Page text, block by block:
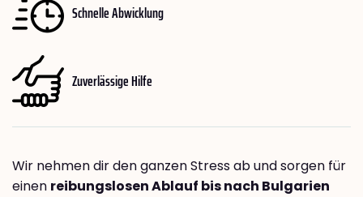
Schnelle Abwicklung
Zuverlässige Hilfe
Wir nehmen dir den ganzen Stress ab und sorgen für
einen reibungslosen Ablauf bis nach Bulgarien